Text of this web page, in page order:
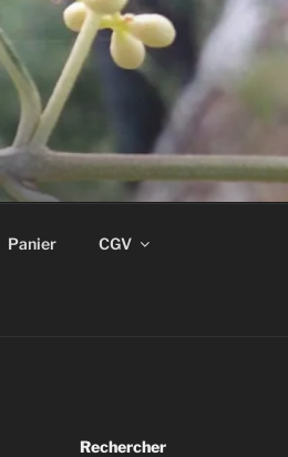
Panier CGV
Rechercher